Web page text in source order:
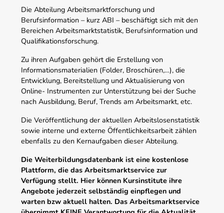
Die Abteilung Arbeitsmarktforschung und
Berufsinformation – kurz ABI – beschäftigt sich mit den
Bereichen Arbeitsmarktstatistik, Berufsinformation und
Qualifikationsforschung.
Zu ihren Aufgaben gehört die Erstellung von
Informationsmaterialien (Folder, Broschüren,…), die
Entwicklung, Bereitstellung und Aktualisierung von
Online- Instrumenten zur Unterstützung bei der Suche
nach Ausbildung, Beruf, Trends am Arbeitsmarkt, etc.
Die Veröffentlichung der aktuellen Arbeitslosenstatistik
sowie interne und externe Öffentlichkeitsarbeit zählen
ebenfalls zu den Kernaufgaben dieser Abteilung.
Die Weiterbildungsdatenbank ist eine kostenlose
Plattform, die das Arbeitsmarktservice zur
Verfügung stellt. Hier können Kursinstitute ihre
Angebote jederzeit selbständig einpflegen und
warten bzw aktuell halten. Das Arbeitsmarktservice